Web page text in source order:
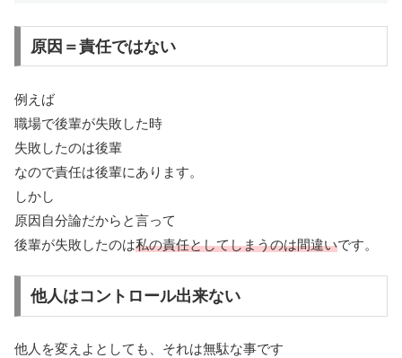
原因＝責任ではない
例えば
職場で後輩が失敗した時
失敗したのは後輩
なので責任は後輩にあります。
しかし
原因自分論だからと言って
後輩が失敗したのは私の責任としてしまうのは間違いです。
他人はコントロール出来ない
他人を変えよとしても、それは無駄な事です